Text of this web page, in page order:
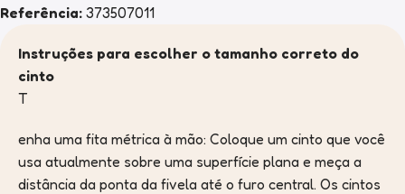
Referência: 373507011
Instruções para escolher o tamanho correto do
cinto
T
enha uma fita métrica à mão: Coloque um cinto que você
usa atualmente sobre uma superfície plana e meça a
distância da ponta da fivela até o furo central. Os cintos